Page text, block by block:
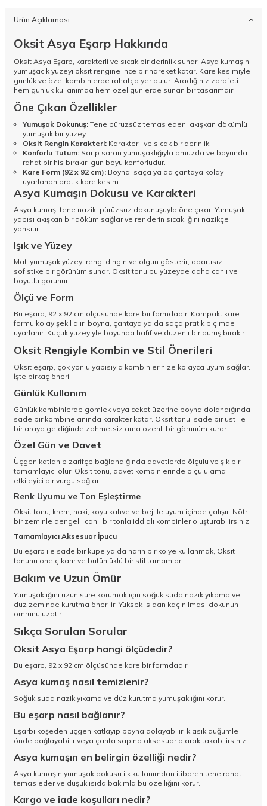
Ürün Açıklaması
Oksit Asya Eşarp Hakkında
Oksit Asya Eşarp, karakterli ve sıcak bir derinlik sunar. Asya kumaşın
yumuşacık yüzeyi oksit rengine ince bir hareket katar. Kare kesimiyle
günlük ve özel kombinlerde rahatça yer bulur. Aradığınız zarafeti
hem günlük kullanımda hem özel günlerde sunan bir tasarımdır.
Öne Çıkan Özellikler
Yumuşak Dokunuş: Tene pürüzsüz temas eden, akışkan dökümlü
yumuşak bir yüzey.
Oksit Rengin Karakteri: Karakterli ve sıcak bir derinlik.
Konforlu Tutum: Sarıp saran yumuşaklığıyla omuzda ve boyunda
rahat bir his bırakır, gün boyu konforludur.
Kare Form (92 x 92 cm): Boyna, saça ya da çantaya kolay
uyarlanan pratik kare kesim.
Asya Kumaşın Dokusu ve Karakteri
Asya kumaş, tene nazik, pürüzsüz dokunuşuyla öne çıkar. Yumuşak
yapısı akışkan bir döküm sağlar ve renklerin sıcaklığını nazikçe
yansıtır.
Işık ve Yüzey
Mat-yumuşak yüzeyi rengi dingin ve olgun gösterir; abartısız,
sofistike bir görünüm sunar. Oksit tonu bu yüzeyde daha canlı ve
boyutlu görünür.
Ölçü ve Form
Bu eşarp, 92 x 92 cm ölçüsünde kare bir formdadır. Kompakt kare
formu kolay şekil alır; boyna, çantaya ya da saça pratik biçimde
uyarlanır. Küçük yüzeyiyle boyunda hafif ve düzenli bir duruş bırakır.
Oksit Rengiyle Kombin ve Stil Önerileri
Oksit eşarp, çok yönlü yapısıyla kombinlerinize kolayca uyum sağlar.
İşte birkaç öneri:
Günlük Kullanım
Günlük kombinlerde gömlek veya ceket üzerine boyna dolandığında
sade bir kombine anında karakter katar. Oksit tonu, sade bir üst ile
bir araya geldiğinde zahmetsiz ama özenli bir görünüm kurar.
Özel Gün ve Davet
Üçgen katlanıp zarifçe bağlandığında davetlerde ölçülü ve şık bir
tamamlayıcı olur. Oksit tonu, davet kombinlerinde ölçülü ama
etkileyici bir vurgu sağlar.
Renk Uyumu ve Ton Eşleştirme
Oksit tonu; krem, haki, koyu kahve ve bej ile uyum içinde çalışır. Nötr
bir zeminle dengeli, canlı bir tonla iddialı kombinler oluşturabilirsiniz.
Tamamlayıcı Aksesuar İpucu
Bu eşarp ile sade bir küpe ya da narin bir kolye kullanmak, Oksit
tonunu öne çıkarır ve bütünlüklü bir stil tamamlar.
Bakım ve Uzun Ömür
Yumuşaklığını uzun süre korumak için soğuk suda nazik yıkama ve
düz zeminde kurutma önerilir. Yüksek ısıdan kaçınılması dokunun
ömrünü uzatır.
Sıkça Sorulan Sorular
Oksit Asya Eşarp hangi ölçüdedir?
Bu eşarp, 92 x 92 cm ölçüsünde kare bir formdadır.
Asya kumaş nasıl temizlenir?
Soğuk suda nazik yıkama ve düz kurutma yumuşaklığını korur.
Bu eşarp nasıl bağlanır?
Eşarbı köşeden üçgen katlayıp boyna dolayabilir, klasik düğümle
önde bağlayabilir veya çanta sapına aksesuar olarak takabilirsiniz.
Asya kumaşın en belirgin özelliği nedir?
Asya kumaşın yumuşak dokusu ilk kullanımdan itibaren tene rahat
temas eder ve düşük ısıda bakımla bu özelliğini korur.
Kargo ve iade koşulları nedir?